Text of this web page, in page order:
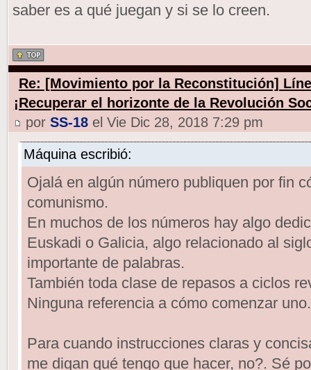
saber es a qué juegan y si se lo creen.
Re: [Movimiento por la Reconstitución]
¡Recuperar el horizonte de la Revolución
por SS-18el Vie Dic 28, 2018 7:29 pm
Máquina escribió:
Ojalá en algún número publiquen por fin
comunismo.
En muchos de los números hay algo
Euskadi o Galicia, algo relacionado al
importante de palabras.
También toda clase de repasos a ciclos
Ninguna referencia a cómo comenzar uno.
Para cuando instrucciones claras y
me digan qué tengo que hacer, no?. Sé